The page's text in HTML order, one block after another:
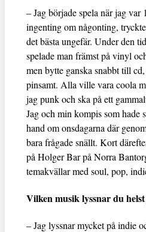
– Jag började spela när jag var
ingenting om någonting,
det bästa ungefär. Under den
spelade man främst på vinyl
men bytte ganska snabbt till
pinsamt. Alla ville vara coola
jag punk och ska på ett
Jag och min kompis som hade
hand om onsdagarna där
bara frågade snällt. Kort
på Holger Bar på Norra
temakvällar med soul, pop,
Vilken musik lyssnar du
– Jag lyssnar mycket på indie